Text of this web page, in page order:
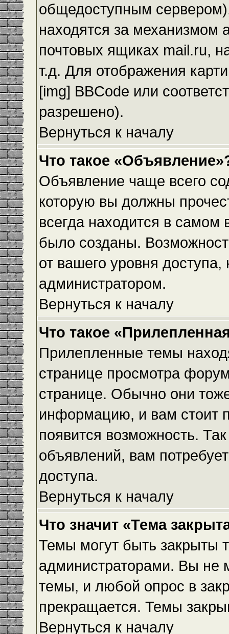
общедоступным
находятся за механизмом
почтовых ящиках mail.ru,
т.д. Для отображения
[img] BBCode или
разрешено).
Вернуться к началу
Что такое
Объявление чаще всего
которую вы должны
всегда находится в
было созданы.
от вашего уровня
администратором.
Вернуться к началу
Что такое
Прилепленные темы
странице просмотра
странице. Обычно они
информацию, и вам стоит
появится возможность.
объявлений, вам
доступа.
Вернуться к началу
Что значит «Тема
Темы могут быть закрыты
администраторами. Вы не
темы, и любой опрос в
прекращается. Темы
Вернуться к началу